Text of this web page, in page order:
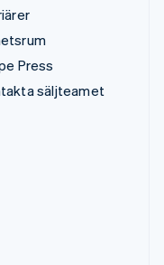
Press
säljteamet